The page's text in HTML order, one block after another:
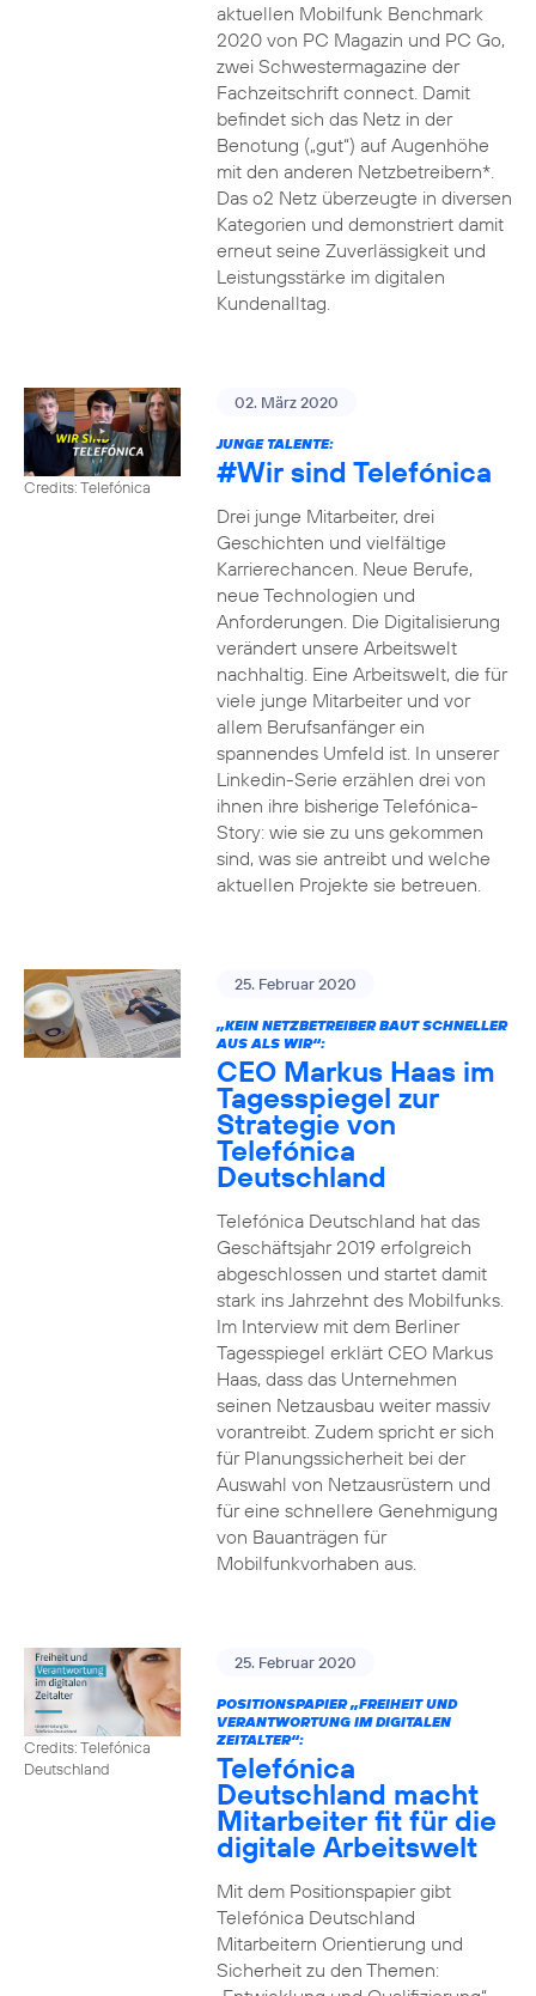
aktuellen Mobilfunk Benchmark
2020 von PC Magazin und PC Go,
zwei Schwestermagazine der
Fachzeitschrift connect. Damit
befindet sich das Netz in der
Benotung („gut“) auf Augenhöhe
mit den anderen Netzbetreibern*.
Das o2 Netz überzeugte in diversen
Kategorien und demonstriert damit
erneut seine Zuverlässigkeit und
Leistungsstärke im digitalen
Kundenalltag.
Credits: Telefónica
02. März 2020
JUNGE TALENTE:
#Wirsind Telefónica
Drei junge Mitarbeiter, drei
Geschichten und vielfältige
Karrierechancen. Neue Berufe,
neue Technologien und
Anforderungen. Die Digitalisierung
verändert unsere Arbeitswelt
nachhaltig. Eine Arbeitswelt, die für
viele junge Mitarbeiter und vor
allem Berufsanfänger ein
spannendes Umfeld ist. In unserer
Linkedin-Serie erzählen drei von
ihnen ihre bisherige Telefónica-
Story: wie sie zu uns gekommen
sind, was sie antreibt und welche
aktuellen Projekte sie betreuen.
25. Februar 2020
„KEIN NETZBETREIBER BAUT SCHNELLER
AUS ALS WIR“:
CEO Markus Haas im
Tagesspiegel zur
Strategie von
Telefónica
Deutschland
Telefónica Deutschland hat das
Geschäftsjahr 2019 erfolgreich
abgeschlossen und startet damit
stark ins Jahrzehnt des Mobilfunks.
Im Interview mit dem Berliner
Tagesspiegel erklärt CEO Markus
Haas, dass das Unternehmen
seinen Netzausbau weiter massiv
vorantreibt. Zudem spricht er sich
für Planungssicherheit bei der
Auswahl von Netzausrüstern und
für eine schnellere Genehmigung
von Bauanträgen für
Mobilfunkvorhaben aus.
Credits: Telefónica
Deutschland
25. Februar 2020
POSITIONSPAPIER „FREIHEIT UND
VERANTWORTUNG IM DIGITALEN
ZEITALTER“:
Telefónica
Deutschland macht
Mitarbeiter fit für die
digitale Arbeitswelt
Mit dem Positionspapier gibt
Telefónica Deutschland
Mitarbeitern Orientierung und
Sicherheit zu den Themen: